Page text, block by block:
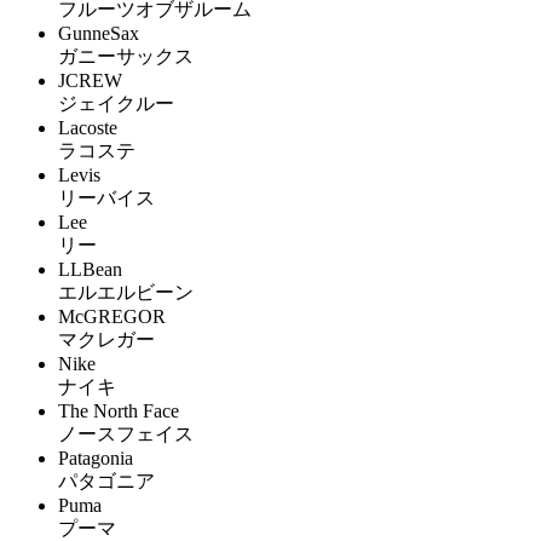
フルーツオブザルーム
GunneSax
ガニーサックス
JCREW
ジェイクルー
Lacoste
ラコステ
Levis
リーバイス
Lee
リー
LLBean
エルエルビーン
McGREGOR
マクレガー
Nike
ナイキ
The North Face
ノースフェイス
Patagonia
パタゴニア
Puma
プーマ